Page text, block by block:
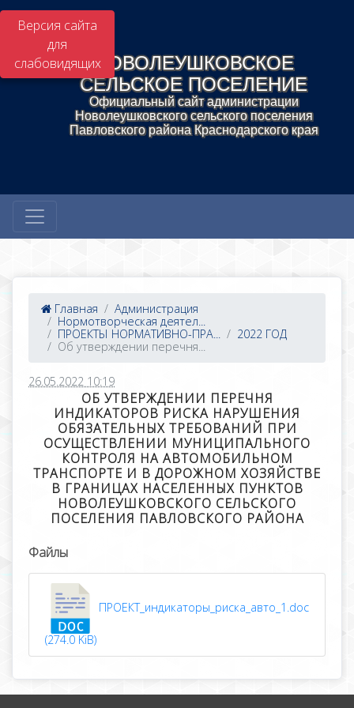
Версия сайта
для
слабовидящихНОВОЛЕУШКОВСКОЕ
СЕЛЬСКОЕ ПОСЕЛЕНИЕ
Официальный сайт администрации
Новолеушковского сельского поселения
Павловского района Краснодарского края
Главная
Администрация
Нормотворческая деятел...
ПРОЕКТЫ НОРМАТИВНО-ПРА...
2022 ГОД
Об утверждении перечня...
26.05.2022 10:19
ОБ УТВЕРЖДЕНИИ ПЕРЕЧНЯ
ИНДИКАТОРОВ РИСКА НАРУШЕНИЯ
ОБЯЗАТЕЛЬНЫХ ТРЕБОВАНИЙ ПРИ
ОСУЩЕСТВЛЕНИИ МУНИЦИПАЛЬНОГО
КОНТРОЛЯ НА АВТОМОБИЛЬНОМ
ТРАНСПОРТЕ И В ДОРОЖНОМ ХОЗЯЙСТВЕ
В ГРАНИЦАХ НАСЕЛЕННЫХ ПУНКТОВ
НОВОЛЕУШКОВСКОГО СЕЛЬСКОГО
ПОСЕЛЕНИЯ ПАВЛОВСКОГО РАЙОНА
Файлы
ПРОЕКТ_индикаторы_риска_авто_1.doc
(274.0 KiB)